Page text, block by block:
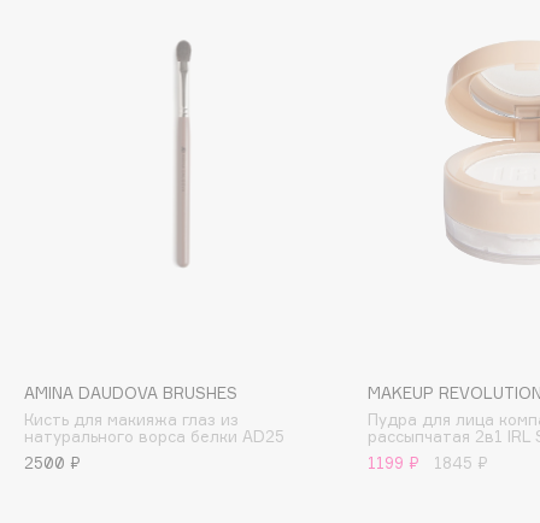
Clarins
Clarins Precious
НОВИНКА
Clinique
AMINA DAUDOVA BRUSHES
Кисть для макияжа глаз из
натурального ворса белки AD25
2500 ₽
MAKEUP
Пудра для лица
рассыпчатая 2в1 IRL
1199 ₽
1845 ₽